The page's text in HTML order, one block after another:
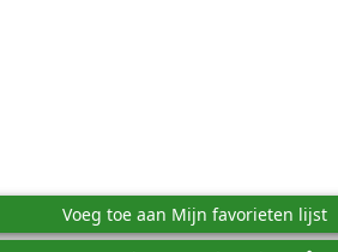
Voeg toe aan Mijn favorieten lijst